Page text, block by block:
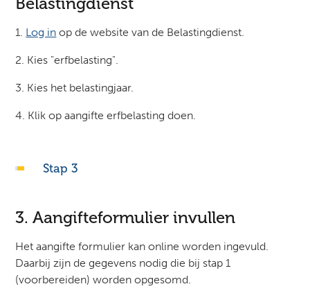
1. Log in op de website van de Belastingdienst.
2. Kies "erfbelasting".
3. Kies het belastingjaar.
4. Klik op aangifte erfbelasting doen.
Stap 3
3. Aangifteformulier invullen
Het aangifte formulier kan online worden ingevuld.
Daarbij zijn de gegevens nodig die bij stap 1
(voorbereiden) worden opgesomd.